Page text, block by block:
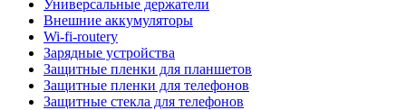
Универсальные держатели
Внешние аккумуляторы
Wi-fi-routery
Зарядные устройства
Защитные пленки для планшетов
Защитные пленки для телефонов
Защитные стекла для телефонов